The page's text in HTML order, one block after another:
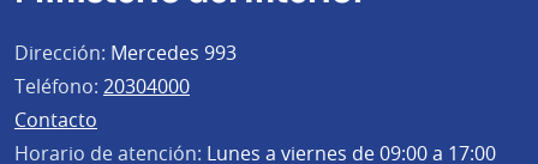
Dirección: Mercedes 993
Teléfono: 20304000
Contacto
Horario de atención: Lunes a viernes de 09:00 a 17:00